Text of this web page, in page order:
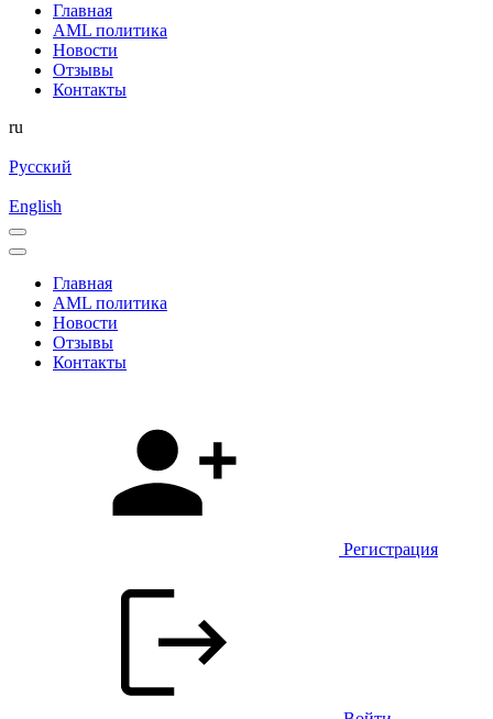
Главная
AML политика
Новости
Отзывы
Контакты
ru
Русский
English
Главная
AML политика
Новости
Отзывы
Контакты
Регистрация